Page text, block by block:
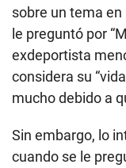
sobre un tema
le preguntó por
exdeportista
considera su
mucho debido a
Sin embargo, lo
cuando se le